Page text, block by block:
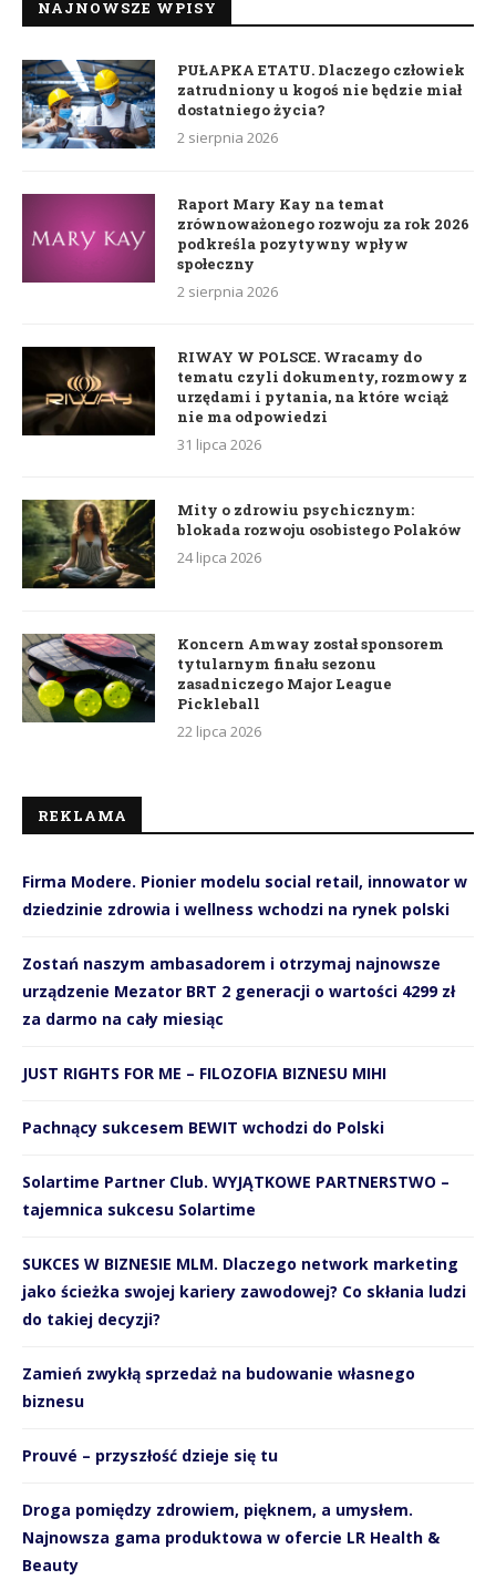
NAJNOWSZE WPISY
PUŁAPKA ETATU. Dlaczego człowiek
zatrudniony u kogoś nie będzie miał
dostatniego życia?
2 sierpnia 2026
Raport Mary Kay na temat
zrównoważonego rozwoju za rok 2026
podkreśla pozytywny wpływ
społeczny
2 sierpnia 2026
RIWAY W POLSCE. Wracamy do
tematu czyli dokumenty, rozmowy z
urzędami i pytania, na które wciąż
nie ma odpowiedzi
31 lipca 2026
Mity o zdrowiu psychicznym:
blokada rozwoju osobistego Polaków
24 lipca 2026
Koncern Amway został sponsorem
tytularnym finału sezonu
zasadniczego Major League
Pickleball
22 lipca 2026
REKLAMA
Firma Modere. Pionier modelu social retail, innowator w
dziedzinie zdrowia i wellness wchodzi na rynek polski
Zostań naszym ambasadorem i otrzymaj najnowsze
urządzenie Mezator BRT 2 generacji o wartości 4299 zł
za darmo na cały miesiąc
JUST RIGHTS FOR ME – FILOZOFIA BIZNESU MIHI
Pachnący sukcesem BEWIT wchodzi do Polski
Solartime Partner Club. WYJĄTKOWE PARTNERSTWO –
tajemnica sukcesu Solartime
SUKCES W BIZNESIE MLM. Dlaczego network marketing
jako ścieżka swojej kariery zawodowej? Co skłania ludzi
do takiej decyzji?
Zamień zwykłą sprzedaż na budowanie własnego
biznesu
Prouvé – przyszłość dzieje się tu
Droga pomiędzy zdrowiem, pięknem, a umysłem.
Najnowsza gama produktowa w ofercie LR Health &
Beauty